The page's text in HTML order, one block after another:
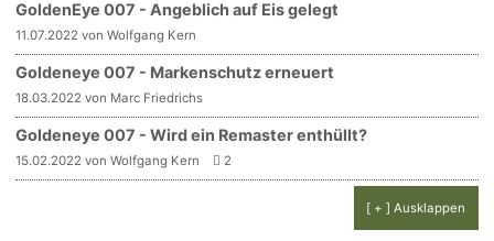
GoldenEye 007 - Angeblich auf Eis gelegt
11.07.2022 von Wolfgang Kern
Goldeneye 007 - Markenschutz erneuert
18.03.2022 von Marc Friedrichs
Goldeneye 007 - Wird ein Remaster enthüllt?
15.02.2022 von Wolfgang Kern 2
[ + ] Ausklappen